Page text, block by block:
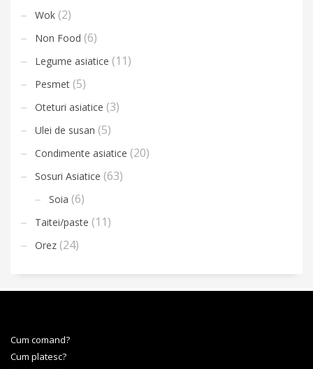
Wok (2)
Non Food (6)
Legume asiatice (11)
Pesmet (5)
Oteturi asiatice (3)
Ulei de susan (5)
Condimente asiatice (20)
Sosuri Asiatice (63)
Soia (6)
Taitei/paste (11)
Orez (24)
Cum comand?
Cum platesc?